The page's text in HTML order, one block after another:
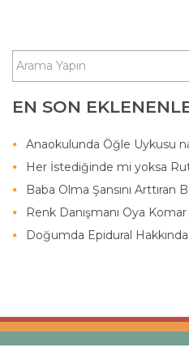
EN SON
Anaokulunda Öğle Uykusu
Her İstediğinde mi yoksa
Baba Olma Şansını Arttıran
Renk Danışmanı Oya
Doğumda Epidural